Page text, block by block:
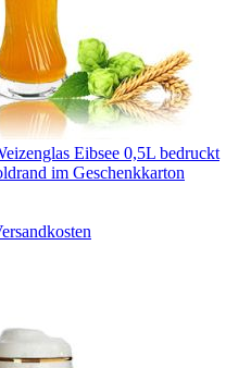
Eibsee 0,5L bedruckt
im Geschenkkarton